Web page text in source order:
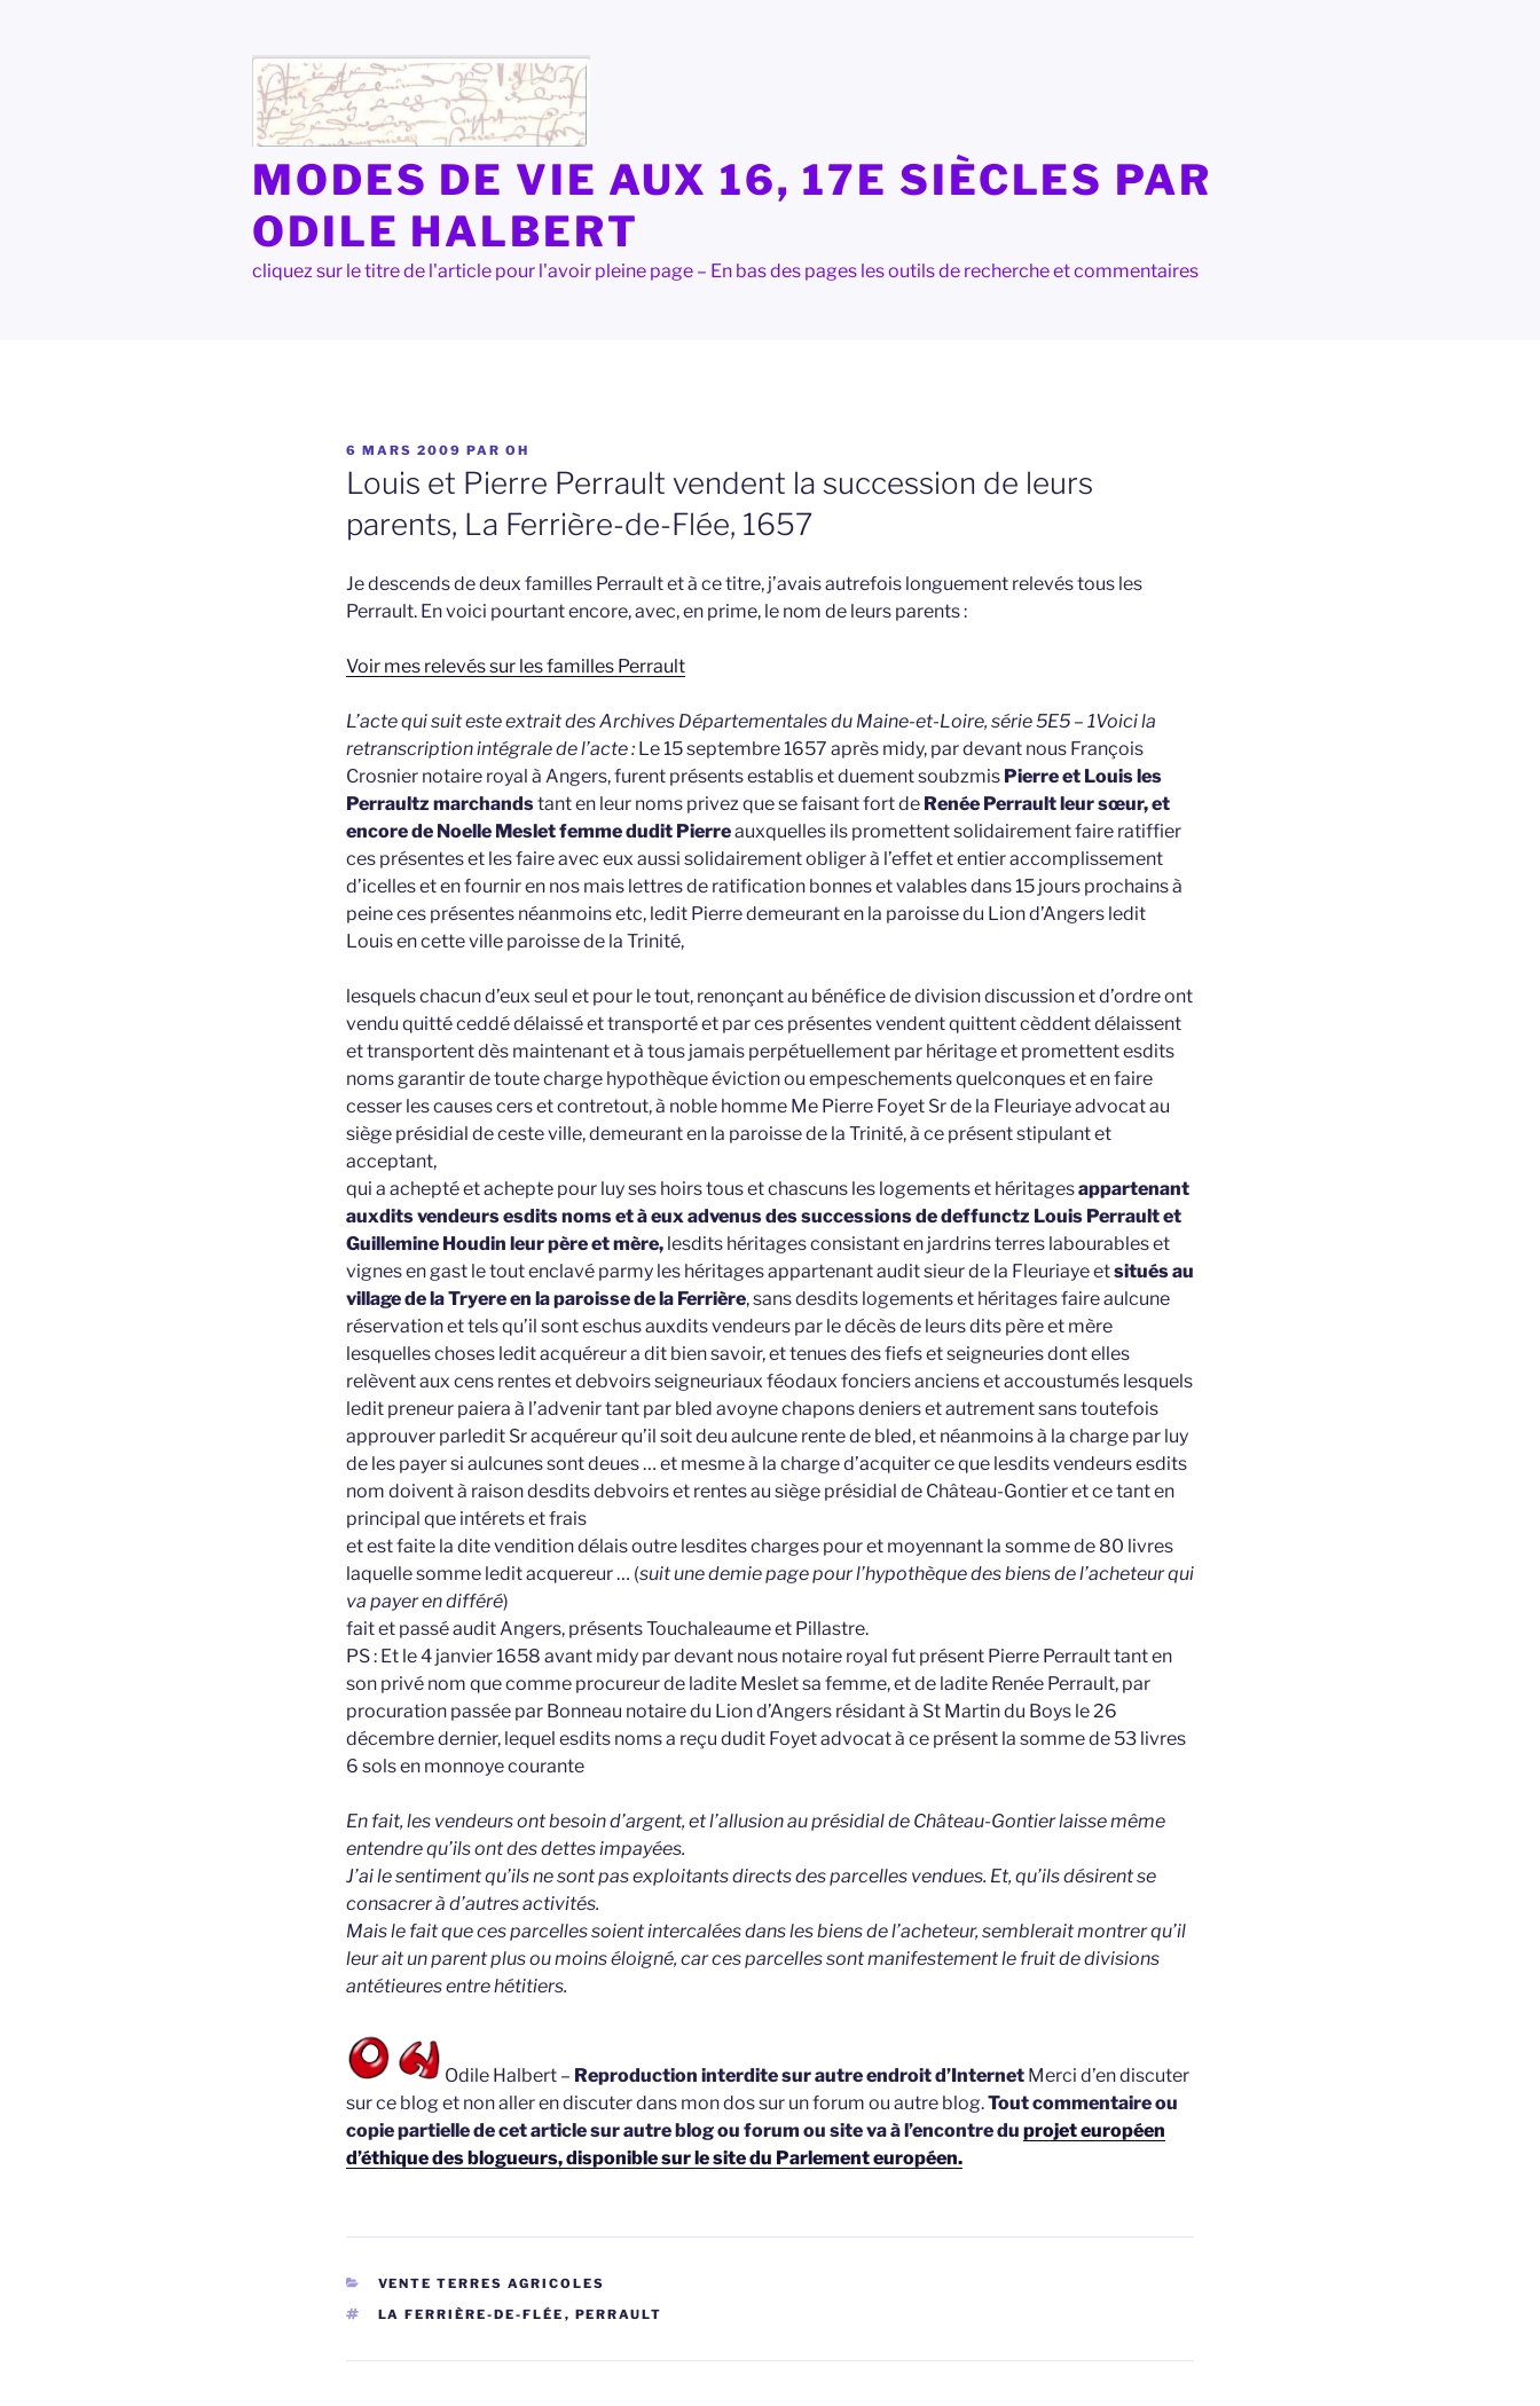
MODES DE VIE AUX 16, 17E SIÈCLES PAR
ODILE HALBERT
cliquez sur le titre de l'article pour l'avoir pleine page – En bas des pages les outils de recherche et commentaires
PUBLIÉ
LE
6 MARS 2009 PAR OH
Louis et Pierre Perrault vendent la succession de leurs
parents, La Ferrière-de-Flée, 1657
Je descends de deux familles Perrault et à ce titre, j’avais autrefois longuement relevés tous les
Perrault. En voici pourtant encore, avec, en prime, le nom de leurs parents :
Voir mes relevés sur les familles Perrault
L’acte qui suit este extrait des Archives Départementales du Maine-et-Loire, série 5E5 – 1Voici la
retranscription intégrale de l’acte : Le 15 septembre 1657 après midy, par devant nous François
Crosnier notaire royal à Angers, furent présents establis et duement soubzmis Pierre et Louis les
Perraultz marchandstant en leur noms privez que se faisant fort de Renée Perrault leur sœur, et
encore de Noelle Meslet femme dudit Pierreauxquelles ils promettent solidairement faire ratiffier
ces présentes et les faire avec eux aussi solidairement obliger à l’effet et entier accomplissement
d’icelles et en fournir en nos mais lettres de ratification bonnes et valables dans 15 jours prochains à
peine ces présentes néanmoins etc, ledit Pierre demeurant en la paroisse du Lion d’Angers ledit
Louis en cette ville paroisse de la Trinité,
lesquels chacun d’eux seul et pour le tout, renonçant au bénéfice de division discussion et d’ordre ont
vendu quitté ceddé délaissé et transporté et par ces présentes vendent quittent cèddent délaissent
et transportent dès maintenant et à tous jamais perpétuellement par héritage et promettent esdits
noms garantir de toute charge hypothèque éviction ou empeschements quelconques et en faire
cesser les causes cers et contretout, à noble homme Me Pierre Foyet Sr de la Fleuriaye advocat au
siège présidial de ceste ville, demeurant en la paroisse de la Trinité, à ce présent stipulant et
acceptant,
qui a achepté et achepte pour luy ses hoirs tous et chascuns les logements et héritagesappartenant
auxdits vendeurs esdits noms et à eux advenus des successions de deffunctz Louis Perrault et
Guillemine Houdin leur père et mère, lesdits héritages consistant en jardrins terres labourables et
vignes en gast le tout enclavé parmy les héritages appartenant audit sieur de la Fleuriaye etsitués au
village de la Tryere en la paroisse de la Ferrière, sans desdits logements et héritages faire aulcune
réservation et tels qu’il sont eschus auxdits vendeurs par le décès de leurs dits père et mère
lesquelles choses ledit acquéreur a dit bien savoir, et tenues des fiefs et seigneuries dont elles
relèvent aux cens rentes et debvoirs seigneuriaux féodaux fonciers anciens et accoustumés lesquels
ledit preneur paiera à l’advenir tant par bled avoyne chapons deniers et autrement sans toutefois
approuver parledit Sr acquéreur qu’il soit deu aulcune rente de bled, et néanmoins à la charge par luy
de les payer si aulcunes sont deues … et mesme à la charge d’acquiter ce que lesdits vendeurs esdits
nom doivent à raison desdits debvoirs et rentes au siège présidial de Château-Gontier et ce tant en
principal que intérets et frais
et est faite la dite vendition délais outre lesdites charges pour et moyennant la somme de 80 livres
laquelle somme ledit acquereur … (suit une demie page pour l’hypothèque des biens de l’acheteur qui
va payer en différé)
fait et passé audit Angers, présents Touchaleaume et Pillastre.
PS : Et le 4 janvier 1658 avant midy par devant nous notaire royal fut présent Pierre Perrault tant en
son privé nom que comme procureur de ladite Meslet sa femme, et de ladite Renée Perrault, par
procuration passée par Bonneau notaire du Lion d’Angers résidant à St Martin du Boys le 26
décembre dernier, lequel esdits noms a reçu dudit Foyet advocat à ce présent la somme de 53 livres
6 sols en monnoye courante
En fait, les vendeurs ont besoin d’argent, et l’allusion au présidial de Château-Gontier laisse même
entendre qu’ils ont des dettes impayées.
J’ai le sentiment qu’ils ne sont pas exploitants directs des parcelles vendues. Et, qu’ils désirent se
consacrer à d’autres activités.
Mais le fait que ces parcelles soient intercalées dans les biens de l’acheteur, semblerait montrer qu’il
leur ait un parent plus ou moins éloigné, car ces parcelles sont manifestement le fruit de divisions
antétieures entre hétitiers.
Odile Halbert – Reproduction interdite sur autre endroit d’Internet Merci d’en discuter
sur ce blog et non aller en discuter dans mon dos sur un forum ou autre blog.Tout commentaire ou
copie partielle de cet article sur autre blog ou forum ou site va à l’encontre du projet européen
d’éthique des blogueurs, disponible sur le site du Parlement européen.
CATÉGORIES
VENTE TERRES AGRICOLES
ÉTIQUETTES
LA FERRIÈRE-DE-FLÉE , PERRAULT